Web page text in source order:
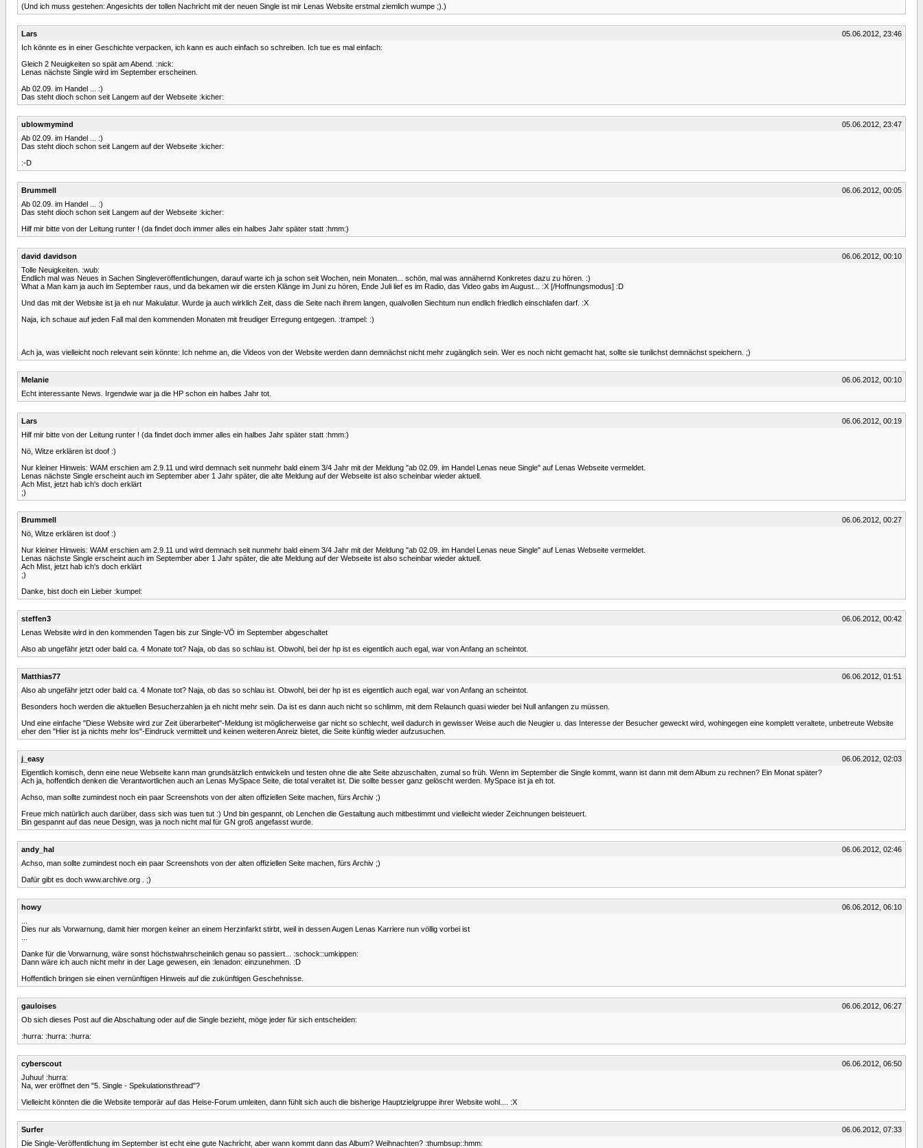
(Und ich muss gestehen: Angesichts der tollen Nachricht mit der neuen Single ist mir Lenas Website erstmal ziemlich wumpe ;).)
Lars
05.06.2012, 23:46
Ich könnte es in einer Geschichte verpacken, ich kann es auch einfach so schreiben. Ich tue es mal einfach:
Gleich 2 Neuigkeiten so spät am Abend. :nick:
Lenas nächste Single wird im September erscheinen.
Ab 02.09. im Handel ... :)
Das steht dioch schon seit Langem auf der Webseite :kicher:
ublowmymind
05.06.2012, 23:47
Ab 02.09. im Handel ... :)
Das steht dioch schon seit Langem auf der Webseite :kicher:
:-D
Brummell
06.06.2012, 00:05
Ab 02.09. im Handel ... :)
Das steht dioch schon seit Langem auf der Webseite :kicher:
Hilf mir bitte von der Leitung runter ! (da findet doch immer alles ein halbes Jahr später statt :hmm:)
david davidson
06.06.2012, 00:10
Tolle Neuigkeiten. :wub:
Endlich mal was Neues in Sachen Singleveröffentlichungen, darauf warte ich ja schon seit Wochen, nein Monaten... schön, mal was annähernd Konkretes dazu zu hören. :)
What a Man kam ja auch im September raus, und da bekamen wir die ersten Klänge im Juni zu hören, Ende Juli lief es im Radio, das Video gabs im August... :X [/Hoffnungsmodus] :D
Und das mit der Website ist ja eh nur Makulatur. Wurde ja auch wirklich Zeit, dass die Seite nach ihrem langen, qualvollen Siechtum nun endlich friedlich einschlafen darf. :X
Naja, ich schaue auf jeden Fall mal den kommenden Monaten mit freudiger Erregung entgegen. :trampel: :)
Ach ja, was vielleicht noch relevant sein könnte: Ich nehme an, die Videos von der Website werden dann demnächst nicht mehr zugänglich sein. Wer es noch nicht gemacht hat, sollte sie tunlichst demnächst speichern. ;)
Melanie
06.06.2012, 00:10
Echt interessante News. Irgendwie war ja die HP schon ein halbes Jahr tot.
Lars
06.06.2012, 00:19
Hilf mir bitte von der Leitung runter ! (da findet doch immer alles ein halbes Jahr später statt :hmm:)
Nö, Witze erklären ist doof :)
Nur kleiner Hinweis: WAM erschien am 2.9.11 und wird demnach seit nunmehr bald einem 3/4 Jahr mit der Meldung "ab 02.09. im Handel Lenas neue Single" auf Lenas Webseite vermeldet.
Lenas nächste Single erscheint auch im September aber 1 Jahr später, die alte Meldung auf der Webseite ist also scheinbar wieder aktuell.
Ach Mist, jetzt hab ich's doch erklärt
;)
Brummell
06.06.2012, 00:27
Nö, Witze erklären ist doof :)
Nur kleiner Hinweis: WAM erschien am 2.9.11 und wird demnach seit nunmehr bald einem 3/4 Jahr mit der Meldung "ab 02.09. im Handel Lenas neue Single" auf Lenas Webseite vermeldet.
Lenas nächste Single erscheint auch im September aber 1 Jahr später, die alte Meldung auf der Webseite ist also scheinbar wieder aktuell.
Ach Mist, jetzt hab ich's doch erklärt
;)
Danke, bist doch ein Lieber :kumpel:
steffen3
06.06.2012, 00:42
Lenas Website wird in den kommenden Tagen bis zur Single-VÖ im September abgeschaltet
Also ab ungefähr jetzt oder bald ca. 4 Monate tot? Naja, ob das so schlau ist. Obwohl, bei der hp ist es eigentlich auch egal, war von Anfang an scheintot.
Matthias77
06.06.2012, 01:51
Also ab ungefähr jetzt oder bald ca. 4 Monate tot? Naja, ob das so schlau ist. Obwohl, bei der hp ist es eigentlich auch egal, war von Anfang an scheintot.
Besonders hoch werden die aktuellen Besucherzahlen ja eh nicht mehr sein. Da ist es dann auch nicht so schlimm, mit dem Relaunch quasi wieder bei Null anfangen zu müssen.
Und eine einfache "Diese Website wird zur Zeit überarbeitet"-Meldung ist möglicherweise gar nicht so schlecht, weil dadurch in gewisser Weise auch die Neugier u. das Interesse der Besucher geweckt wird, wohingegen eine komplett veraltete, unbetreute Website
eher den "Hier ist ja nichts mehr los"-Eindruck vermittelt und keinen weiteren Anreiz bietet, die Seite künftig wieder aufzusuchen.
j_easy
06.06.2012, 02:03
Eigentlich komisch, denn eine neue Webseite kann man grundsätzlich entwickeln und testen ohne die alte Seite abzuschalten, zumal so früh. Wenn im September die Single kommt, wann ist dann mit dem Album zu rechnen? Ein Monat später?
Ach ja, hoffentlich denken die Verantwortlichen auch an Lenas MySpace Seite, die total veraltet ist. Die sollte besser ganz gelöscht werden. MySpace ist ja eh tot.
Achso, man sollte zumindest noch ein paar Screenshots von der alten offiziellen Seite machen, fürs Archiv ;)
Freue mich natürlich auch darüber, dass sich was tuen tut :) Und bin gespannt, ob Lenchen die Gestaltung auch mitbestimmt und vielleicht wieder Zeichnungen beisteuert.
Bin gespannt auf das neue Design, was ja noch nicht mal für GN groß angefasst wurde.
andy_hal
06.06.2012, 02:46
Achso, man sollte zumindest noch ein paar Screenshots von der alten offiziellen Seite machen, fürs Archiv ;)
Dafür gibt es doch www.archive.org . ;)
howy
06.06.2012, 06:10
Dies nur als Vorwarnung, damit hier morgen keiner an einem Herzinfarkt stirbt, weil in dessen Augen Lenas Karriere nun völlig vorbei ist
Danke für die Vorwarnung, wäre sonst höchstwahrscheinlich genau so passiert... :schock::umkippen:
Dann wäre ich auch nicht mehr in der Lage gewesen, ein :lenadon: einzunehmen. :D
Hoffentlich bringen sie einen vernünftigen Hinweis auf die zukünftigen Geschehnisse.
gauloises
06.06.2012, 06:27
Ob sich dieses Post auf die Abschaltung oder auf die Single bezieht, möge jeder für sich entscheiden:
:hurra: :hurra: :hurra:
cyberscout
06.06.2012, 06:50
Juhuu! :hurra:
Na, wer eröffnet den "5. Single - Spekulationsthread"?
Vielleicht könnten die die Website temporär auf das Heise-Forum umleiten, dann fühlt sich auch die bisherige Hauptzielgruppe ihrer Website wohl.... :X
Surfer
06.06.2012, 07:33
Die Single-Veröffentlichung im September ist echt eine gute Nachricht, aber wann kommt dann das Album? Weihnachten? :thumbsup::hmm: